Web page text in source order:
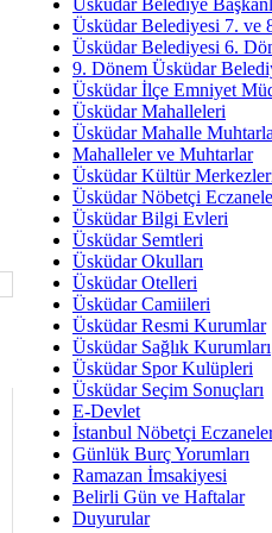
İmar Sorunlarının Genel
Arakan
Bayramın
Ruhsal
Üsküdar
Üsküdar Belediye
Üsküdar Belediyesi 7. ve
Üsküdar Belediyesi 6.
9. Dönem Üsküdar
Üsküdar İlçe Emniyet
Üsküdar Mahalleleri
Üsküdar Mahalle
Mahalleler ve Muhtarlar
Üsküdar Kültür
Üsküdar Nöbetçi
Üsküdar Bilgi Evleri
Üsküdar Semtleri
Üsküdar Okulları
Üsküdar Otelleri
Üsküdar Camiileri
Üsküdar Resmi Kurumlar
Üsküdar Sağlık Kurumları
Üsküdar Spor Kulüpleri
Üsküdar Seçim Sonuçları
E-Devlet
İstanbul Nöbetçi
Günlük Burç Yorumları
Ramazan İmsakiyesi
Belirli Gün ve Haftalar
Duyurular